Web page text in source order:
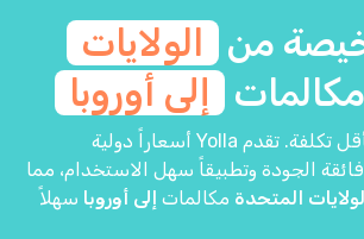
من
الولايات
مكالمات إلى أوروبا
"استمتع بتواصلك بأقل تكلفة. تقدم Yolla أسعاراً دولية
الجودة وتطبيقاً سهل الاستخدام، مما
المتحدة مكالمات إلى أوروبا سهلاً